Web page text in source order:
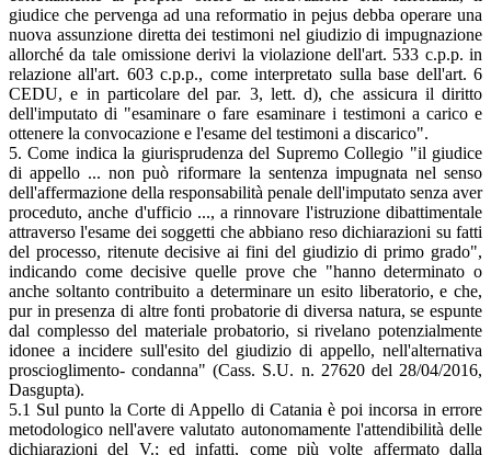
giudice che pervenga ad una reformatio in pejus debba operare una
nuova assunzione diretta dei testimoni nel giudizio di impugnazione
allorché da tale omissione derivi la violazione dell'art. 533 c.p.p. in
relazione all'art. 603 c.p.p., come interpretato sulla base dell'art. 6
CEDU, e in particolare del par. 3, lett. d), che assicura il diritto
dell'imputato di "esaminare o fare esaminare i testimoni a carico e
ottenere la convocazione e l'esame del testimoni a discarico".
5. Come indica la giurisprudenza del Supremo Collegio "il giudice
di appello ... non può riformare la sentenza impugnata nel senso
dell'affermazione della responsabilità penale dell'imputato senza aver
proceduto, anche d'ufficio ..., a rinnovare l'istruzione dibattimentale
attraverso l'esame dei soggetti che abbiano reso dichiarazioni su fatti
del processo, ritenute decisive ai fini del giudizio di primo grado",
indicando come decisive quelle prove che "hanno determinato o
anche soltanto contribuito a determinare un esito liberatorio, e che,
pur in presenza di altre fonti probatorie di diversa natura, se espunte
dal complesso del materiale probatorio, si rivelano potenzialmente
idonee a incidere sull'esito del giudizio di appello, nell'alternativa
proscioglimento- condanna" (Cass. S.U. n. 27620 del 28/04/2016,
Dasgupta).
5.1 Sul punto la Corte di Appello di Catania è poi incorsa in errore
metodologico nell'avere valutato autonomamente l'attendibilità delle
dichiarazioni del V.; ed infatti, come più volte affermato dalla